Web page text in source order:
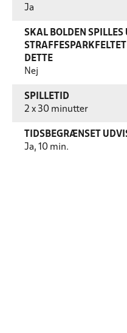
Ja
SKAL BOLDEN SPILLES
DETTE
Nej
SPILLETID
2 x 30 minutter
TIDSBEGRÆNSET
Ja, 10 min.